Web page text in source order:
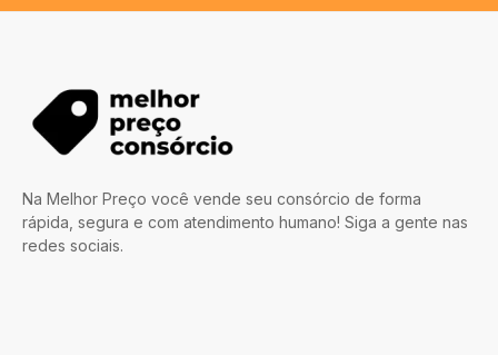
Na Melhor Preço você vende seu consórcio de forma
rápida, segura e com atendimento humano! Siga a gente nas
redes sociais.